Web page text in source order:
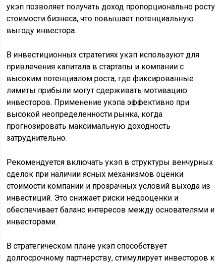
укэп позволяет получать доход пропорционально росту
стоимости бизнеса, что повышает потенциальную
выгоду инвестора.
В инвестиционных стратегиях укэп используют для
привлечения капитала в стартапы и компании с
высоким потенциалом роста, где фиксированные
лимиты прибыли могут сдерживать мотивацию
инвесторов. Применение укэпа эффективно при
высокой неопределенности рынка, когда
прогнозировать максимальную доходность
затруднительно.
Рекомендуется включать укэп в структуры венчурных
сделок при наличии ясных механизмов оценки
стоимости компании и прозрачных условий выхода из
инвестиций. Это снижает риски недооценки и
обеспечивает баланс интересов между основателями и
инвесторами.
В стратегическом плане укэп способствует
долгосрочному партнерству, стимулирует инвесторов к